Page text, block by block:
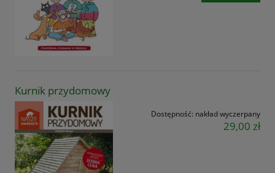
Kurnik przydomowy
Dostępność: nakład wyczerpany
29,00 zł